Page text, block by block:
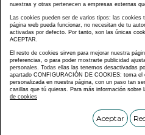
Revistas
Multimedias
Aviso Legal
Política Cookies
Copyright © CONSEJO
Diseñado y desarrollado por tu
nuestras y otras pertenecen a empresas externas
Las cookies pueden ser de varios tipos: las cookies
página web pueda funcionar, no necesitan de tu
activadas por defecto. Por tanto, son las únicas
ACEPTAR.
El resto de cookies sirven para mejorar nuestra
preferencias, o para poder mostrarte publicidad
personales. Todas ellas las tenemos desactivadas
apartado CONFIGURACIÓN DE COOKIES: toma
personalizada en nuestra página, con un paso tan
casillas que tú quieras. Para más información sobre
de cookies
Aceptar